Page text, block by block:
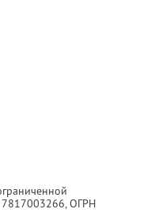
, ОГРН